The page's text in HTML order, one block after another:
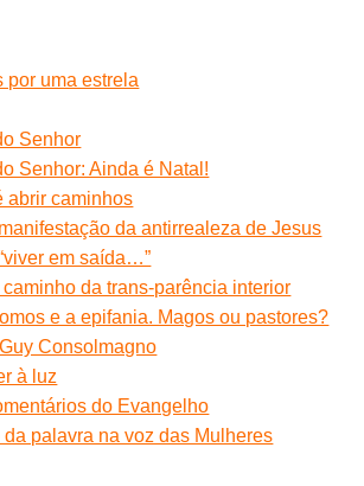
por uma estrela
Senhor
Senhor: Ainda é Natal!
abrir caminhos
da antirrealeza de Jesus
em saída…”
caminho da trans-parência interior
e a epifania. Magos ou pastores?
Consolmagno
à luz
do Evangelho
da palavra na voz das Mulheres